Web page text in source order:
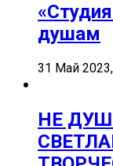
душам
31 Май
НЕ